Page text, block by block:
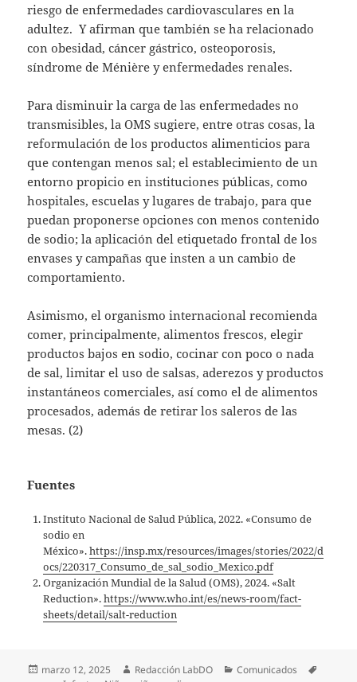
riesgo de enfermedades cardiovasculares en la
adultez. Y afirman que también se ha relacionado
con obesidad, cáncer gástrico, osteoporosis,
síndrome de Ménière y enfermedades renales.
Para disminuir la carga de las enfermedades no
transmisibles, la OMS sugiere, entre otras cosas, la
reformulación de los productos alimenticios para
que contengan menos sal; el establecimiento de un
entorno propicio en instituciones públicas, como
hospitales, escuelas y lugares de trabajo, para que
puedan proponerse opciones con menos contenido
de sodio; la aplicación del etiquetado frontal de los
envases y campañas que insten a un cambio de
comportamiento.
Asimismo, el organismo internacional recomienda
comer, principalmente, alimentos frescos, elegir
productos bajos en sodio, cocinar con poco o nada
de sal, limitar el uso de salsas, aderezos y productos
instantáneos comerciales, así como el de alimentos
procesados, además de retirar los saleros de las
mesas. (2)
Fuentes
Instituto Nacional de Salud Pública, 2022. «Consumo de
sodio en
México».https://insp.mx/resources/images/stories/2022/d
ocs/220317_Consumo_de_sal_sodio_Mexico.pdf
Organización Mundial de la Salud (OMS), 2024. «Salt
Reduction».https://www.who.int/es/news-room/fact-
sheets/detail/salt-reduction
Publicado
marzo 12, 2025 Autor
Redacción LabDO Categorías
Comunicados